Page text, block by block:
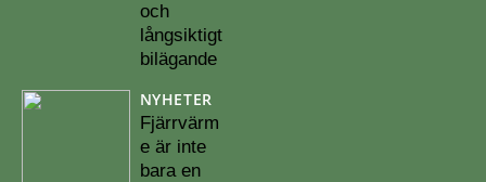
och
långsiktigt
bilägande
NYHETER
Fjärrvärm
e är inte
bara en